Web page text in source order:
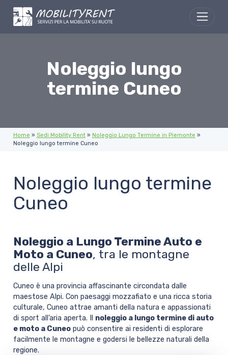
Noleggio lungo
termine Cuneo
Home » Sedi Mobility Rent» Noleggio Lungo Termine in Piemonte »
Noleggio lungo termine Cuneo
Noleggio lungo termine
Cuneo
Noleggio a Lungo Termine Auto e
Moto a Cuneo, tra le montagne
delle Alpi
Cuneo è una provincia affascinante circondata dalle
maestose Alpi. Con paesaggi mozzafiato e una ricca storia
culturale, Cuneo attrae amanti della natura e appassionati
di sport all’aria aperta. Il noleggio a lungo termine di auto
e moto a Cuneopuò consentire ai residenti di esplorare
facilmente le montagne e godersi le bellezze naturali della
regione.